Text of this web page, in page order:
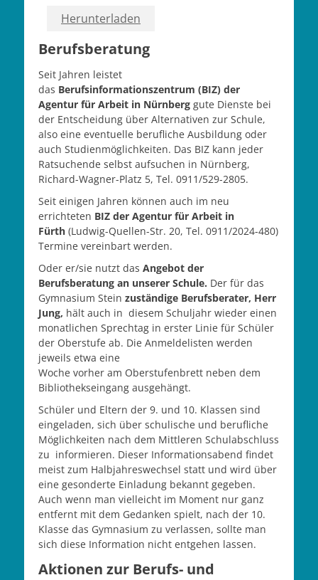
Herunterladen
Berufsberatung
Seit Jahren leistet
das Berufsinformationszentrum (BIZ) der
Agentur für Arbeit in Nürnberg gute Dienste bei
der Entscheidung über Alternativen zur Schule,
also eine eventuelle berufliche Ausbildung oder
auch Studienmöglichkeiten. Das BIZ kann jeder
Ratsuchende selbst aufsuchen in Nürnberg,
Richard-Wagner-Platz 5, Tel. 0911/529-2805.
Seit einigen Jahren können auch im neu
errichteten BIZ der Agentur für Arbeit in
Fürth (Ludwig-Quellen-Str. 20, Tel. 0911/2024-480)
Termine vereinbart werden.
Oder er/sie nutzt das Angebot der
Berufsberatung an unserer Schule. Der für das
Gymnasium Stein zuständige Berufsberater, Herr
Jung, hält auch in diesem Schuljahr wieder einen
monatlichen Sprechtag in erster Linie für Schüler
der Oberstufe ab. Die Anmeldelisten werden
jeweils etwa eine
Woche vorher am Oberstufenbrett neben dem
Bibliothekseingang ausgehängt.
Schüler und Eltern der 9. und 10. Klassen sind
eingeladen, sich über schulische und berufliche
Möglichkeiten nach dem Mittleren Schulabschluss
zu informieren. Dieser Informationsabend findet
meist zum Halbjahreswechsel statt und wird über
eine gesonderte Einladung bekannt gegeben.
Auch wenn man vielleicht im Moment nur ganz
entfernt mit dem Gedanken spielt, nach der 10.
Klasse das Gymnasium zu verlassen, sollte man
sich diese Information nicht entgehen lassen.
Aktionen zur Berufs- und